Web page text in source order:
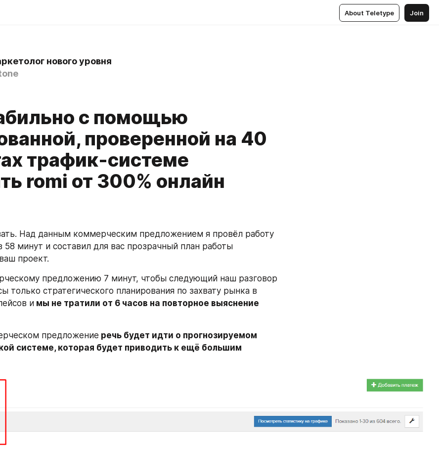
About Teletype Join
нового уровня
с помощью
проверенной на 40
трафик-системе
romi от 300% онлайн
Над данным коммерческим предложением я провёл работу
58 минут и составил для вас прозрачный план работы
проект.
предложению 7 минут, чтобы следующий наш разговор
только стратегического планирования по захвату рынка в
и мы не тратили от 6 часов на повторное выяснение
предложение речь будет идти о прогнозируемом
системе, которая будет приводить к ещё большим